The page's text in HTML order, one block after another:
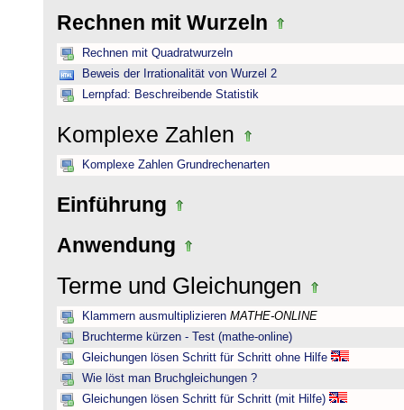
Rechnen mit Wurzeln
Rechnen mit Quadratwurzeln
Beweis der Irrationalität von Wurzel 2
Lernpfad: Beschreibende Statistik
Komplexe Zahlen
Komplexe Zahlen Grundrechenarten
Einführung
Anwendung
Terme und Gleichungen
Klammern ausmultiplizieren MATHE-ONLINE
Bruchterme kürzen - Test (mathe-online)
Gleichungen lösen Schritt für Schritt ohne Hilfe
Wie löst man Bruchgleichungen ?
Gleichungen lösen Schritt für Schritt (mit Hilfe)